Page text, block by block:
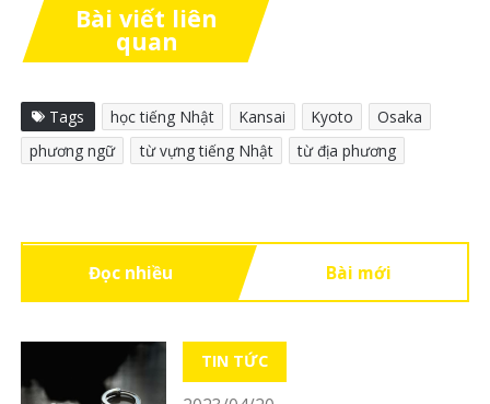
Bài viết liên
quan
Tags học tiếng Nhật Kansai Kyoto
Osaka
phương ngữ
từ vựng tiếng Nhật từ địa phương
Đọc nhiều Bài mới
TIN TỨC